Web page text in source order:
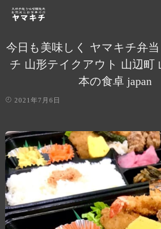
今日も美味しく ヤマキチ弁
チ 山形テイクアウト 山辺町
本の食卓 japan
2021年7月6日